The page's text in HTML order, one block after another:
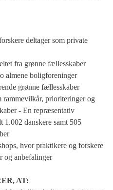
deltager som private
fra grønne fællesskaber
almene boligforeninger
grønne fællesskaber
rammevilkår, prioriteringer og
- En repræsentativ
1.002 danskere samt 505
hvor praktikere og forskere
og anbefalinger
AT: